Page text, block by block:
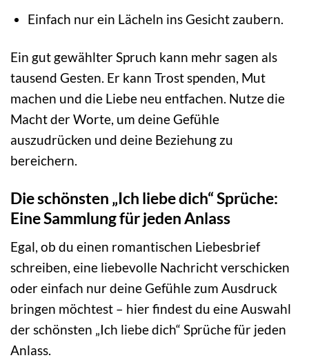
Einfach nur ein Lächeln ins Gesicht zaubern.
Ein gut gewählter Spruch kann mehr sagen als
tausend Gesten. Er kann Trost spenden, Mut
machen und die Liebe neu entfachen. Nutze die
Macht der Worte, um deine Gefühle
auszudrücken und deine Beziehung zu
bereichern.
Die schönsten „Ich liebe dich“ Sprüche:
Eine Sammlung für jeden Anlass
Egal, ob du einen romantischen Liebesbrief
schreiben, eine liebevolle Nachricht verschicken
oder einfach nur deine Gefühle zum Ausdruck
bringen möchtest – hier findest du eine Auswahl
der schönsten „Ich liebe dich“ Sprüche für jeden
Anlass.